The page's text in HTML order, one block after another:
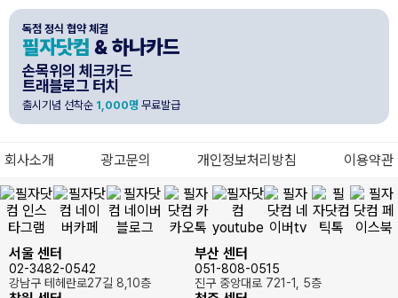
필자닷컴 & 하나카드
독점 정식 협약 체결
손목위의 체크카드
트래블로그 터치
출시기념 선착순 1,000명 무료발급
회사소개 광고문의 개인정보처리방침 이용약관
서울 센터
02-3482-0542
강남구 테헤란로27길 8,10층
부산 센터
051-808-0515
진구 중앙대로 721-1, 5층